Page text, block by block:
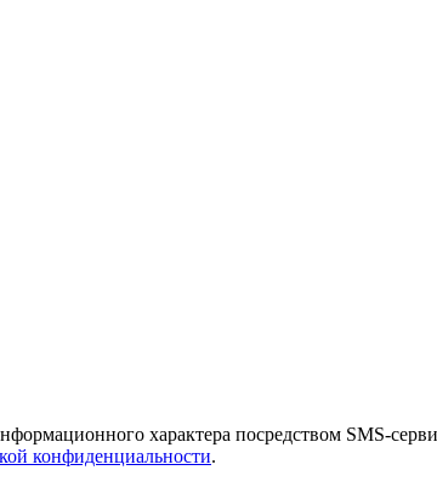
характера посредством SMS-
конфиденциальности.